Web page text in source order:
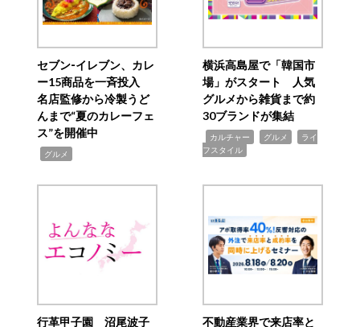
セブン‐イレブン、カレ
ー15商品を一斉投入
名店監修から冷製うど
んまで“夏のカレーフェ
ス”を開催中
グルメ
横浜高島屋で「韓国市
場」がスタート 人気
グルメから雑貨まで約
30ブランドが集結
カルチャー グルメ
ライ
フスタイル
行革甲子園 沼尾波子 不動産業界で来店率と